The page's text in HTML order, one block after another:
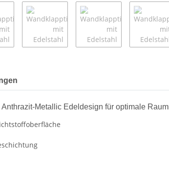
Metallic Edeldesign für optimale